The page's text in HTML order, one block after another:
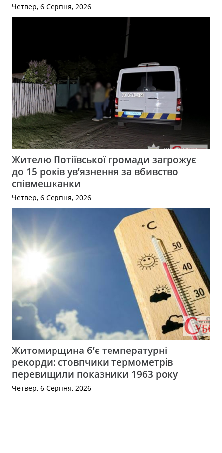
Четвер, 6 Серпня, 2026
Жителю Потіївської громади загрожує
до 15 років ув’язнення за вбивство
співмешканки
Четвер, 6 Серпня, 2026
Житомирщина б’є температурні
рекорди: стовпчики термометрів
перевищили показники 1963 року
Четвер, 6 Серпня, 2026